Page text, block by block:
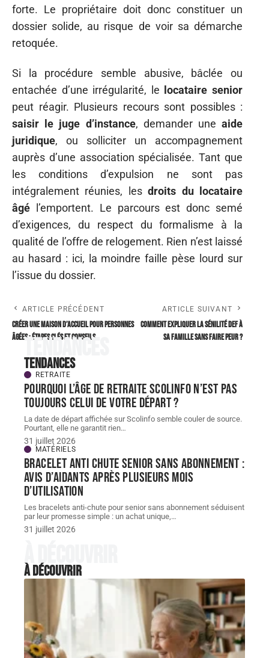
forte. Le propriétaire doit donc constituer un
dossier solide, au risque de voir sa démarche
retoquée.
Si la procédure semble abusive, bâclée ou
entachée d’une irrégularité, le
locataire senior
peut réagir. Plusieurs recours sont possibles :
saisir le juge d’instance, demander une aide
juridique, ou solliciter un accompagnement
auprès d’une association spécialisée. Tant que
les conditions d’expulsion ne sont pas
intégralement réunies, lesdroits du locataire
âgé l’emportent. Le parcours est donc semé
d’exigences, du respect du formalisme à la
qualité de l’offre de relogement. Rien n’est laissé
au hasard : ici, la moindre faille pèse lourd sur
l’issue du dossier.
ARTICLE PRÉCÉDENT
Créer une maison d’accueil pour personnes
âgées : étapes clés et conseils
ARTICLE SUIVANT
Comment expliquer la sénilité def à
sa famille sans faire peur ?
Tendances
Tendances
RETRAITE
Pourquoi l’âge de retraite scolinfo n’est pas
toujours celui de votre départ ?
La date de départ affichée sur Scolinfo semble couler de source.
Pourtant, elle ne garantit rien…
31 juillet 2026
MATÉRIELS
Bracelet Anti chute senior sans abonnement :
avis d’aidants après plusieurs mois
d’utilisation
Les bracelets anti-chute pour senior sans abonnement séduisent
par leur promesse simple : un achat unique,…
31 juillet 2026
À découvrir
À découvrir